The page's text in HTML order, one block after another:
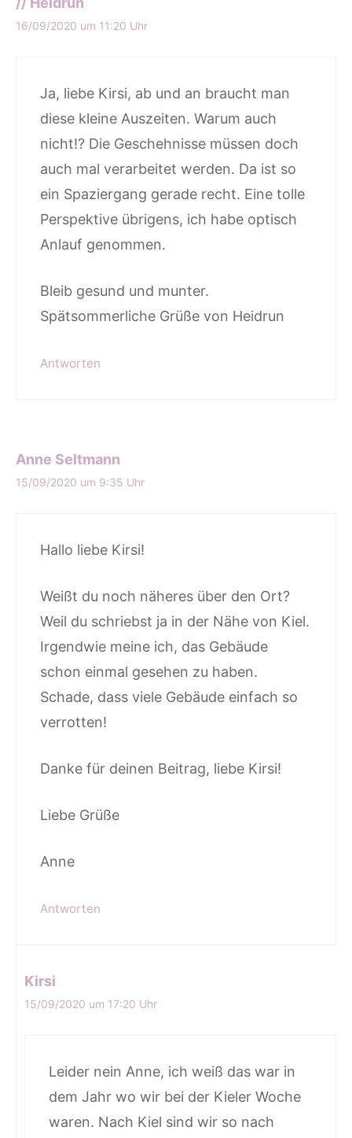
16/09/2020 um 11:20 Uhr
Ja, liebe Kirsi, ab und an braucht man
diese kleine Auszeiten. Warum auch
nicht!? Die Geschehnisse müssen doch
auch mal verarbeitet werden. Da ist so
ein Spaziergang gerade recht. Eine tolle
Perspektive übrigens, ich habe optisch
Anlauf genommen.
Bleib gesund und munter.
Spätsommerliche Grüße von Heidrun
Antworten
Anne Seltmann
15/09/2020 um 9:35 Uhr
Hallo liebe Kirsi!
Weißt du noch näheres über den Ort?
Weil du schriebst ja in der Nähe von Kiel.
Irgendwie meine ich, das Gebäude
schon einmal gesehen zu haben.
Schade, dass viele Gebäude einfach so
verrotten!
Danke für deinen Beitrag, liebe Kirsi!
Liebe Grüße
Anne
Antworten
Kirsi
15/09/2020 um 17:20 Uhr
Leider nein Anne, ich weiß das war in
dem Jahr wo wir bei der Kieler Woche
waren. Nach Kiel sind wir so nach